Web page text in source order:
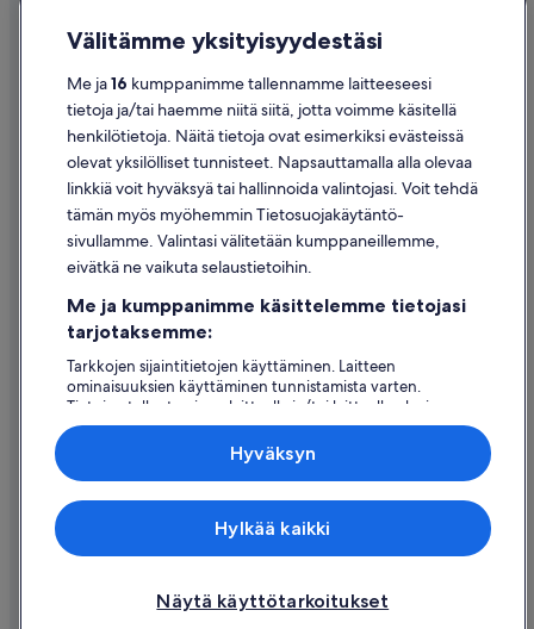
Evästeet
Käyttöehdot
Oikeudelliset tiedot / ota meihin yhteyttä
Sisältövaatimukset ja ilmoituksen tekeminen sisällöstä
Tuki
Ota yhteyttä
Hyvityksen hakeminen ja aikarajat
Varaa lento lentoyhtiön hyvityskupongeilla
Kansainväliset matka-asiakirjat
© 2026 Expedia, Inc., Expedia Groupin yritys. Kaikki oikeudet
pidätetään. Expedia ja Expedia-logo ovat Expedia, Inc.:n tavaramerkkejä
Välitämme yksityisyydestäsi
Me ja16 kumppanimme tallennamme laitteeseesi
tietoja ja/tai haemme niitä siitä, jotta voimme käsitellä
henkilötietoja. Näitä tietoja ovat esimerkiksi evästeissä
olevat yksilölliset tunnisteet. Napsauttamalla alla olevaa
linkkiä voit hyväksyä tai hallinnoida valintojasi. Voit tehdä
tämän myös myöhemmin Tietosuojakäytäntö-
sivullamme. Valintasi välitetään kumppaneillemme,
eivätkä ne vaikuta selaustietoihin.
Me ja kumppanimme käsittelemme tietojasi
tarjotaksemme:
Tarkkojen sijaintitietojen käyttäminen. Laitteen
ominaisuuksien käyttäminen tunnistamista varten.
Tietojen tallentaminen laitteelle ja/tai laitteella olevien
tietojen käyttö. Kohdennettu mainonta ja personoitu
sisältö, mainonnan ja sisällön mittaus, yleisötutkimus ja
Näytä käyttötarkoitukset
Hylkää kaikki
Hyväksyn